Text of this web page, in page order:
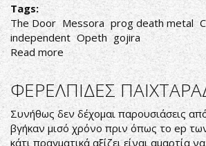
Tags:
The Door Messora prog death metal
independent Opeth gojira
Read more about
Messora-
The
Door
ΦΕΡΕΛΠΙΔΕΣ
Συνήθως δεν δέχομαι παρουσιάσεις
βγήκαν μισό χρόνο πριν όπως το ep
κάτι πραγματικά αξίζει είναι αμαρτία